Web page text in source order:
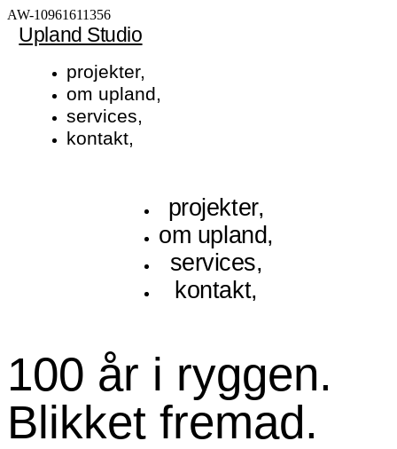
AW-10961611356
Upland Studio
projekter,
om upland,
services,
kontakt,
projekter,
om upland,
services,
kontakt,
100 år i ryggen.
Blikket fremad.